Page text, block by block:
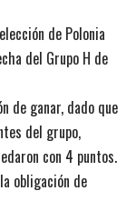
de Polonia
del Grupo H de
de ganar, dado que
del grupo,
con 4 puntos.
obligación de